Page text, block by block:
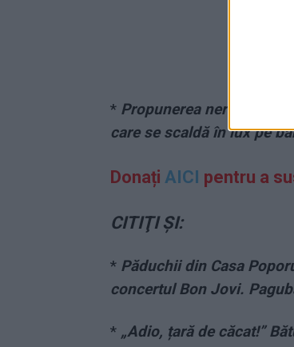
* Propunerea nerușinată
care se scaldă în lux pe
Donați AICI pentru a
CITIŢI ŞI:
* Păduchii din Casa
concertul Bon Jovi.
* „Adio, țară de căcat!”